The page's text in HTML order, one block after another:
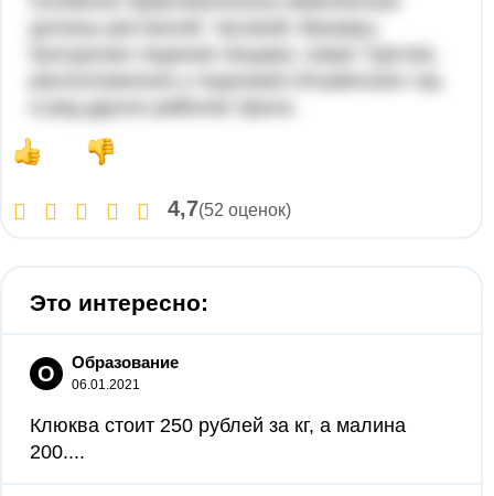
и ряд других районов Урала.
4,7(52 оценок)
Это интересно:
О Образование
06.01.2021
Клюква стоит 250 рублей за кг, а малина
200....